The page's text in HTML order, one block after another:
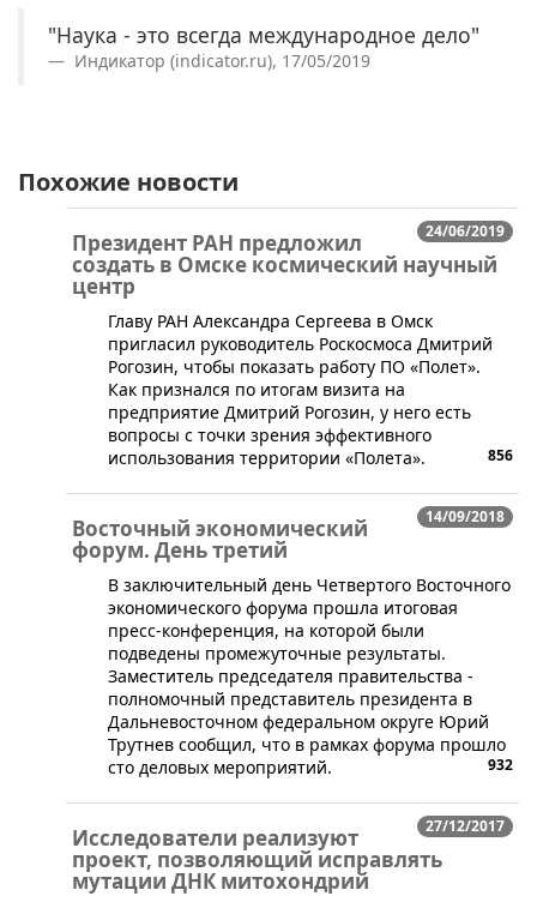
"Наука - это всегда международное дело"
Индикатор (indicator.ru), 17/05/2019
Похожие новости
24/06/2019
Президент РАН предложил
создать в Омске космический научный
центр
​Главу РАН Александра Сергеева в Омск
пригласил руководитель Роскосмоса Дмитрий
Рогозин, чтобы показать работу ПО «Полет».
Как признался по итогам визита на
предприятие Дмитрий Рогозин, у него есть
вопросы с точки зрения эффективного
использования территории «Полета».
856
14/09/2018
Восточный экономический
форум. День третий
​В заключительный день Четвертого Восточного
экономического форума прошла итоговая
пресс-конференция, на которой были
подведены промежуточные результаты.
Заместитель председателя правительства -
полномочный представитель президента в
Дальневосточном федеральном округе Юрий
Трутнев сообщил, что в рамках форума прошло
сто деловых мероприятий.
932
27/12/2017
Исследователи реализуют
проект, позволяющий исправлять
мутации ДНК митохондрий